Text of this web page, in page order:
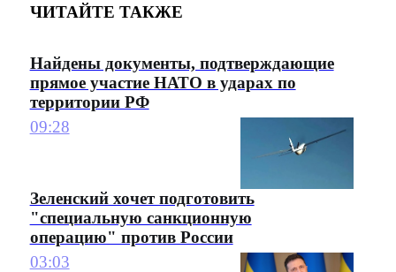
ЧИТАЙТЕ ТАКЖЕ
Найдены документы, подтверждающие
прямое участие НАТО в ударах по
территории РФ
09:28
Зеленский хочет подготовить
"специальную санкционную
операцию" против России
03:03